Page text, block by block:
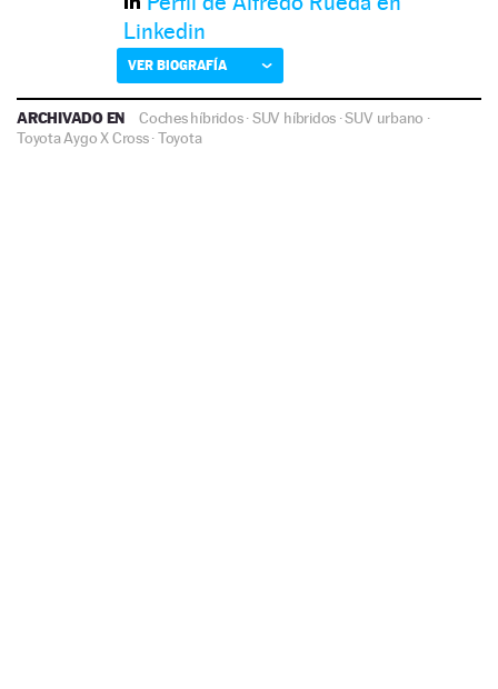
Linkedin
VER BIOGRAFÍA
ARCHIVADO EN Coches híbridos·SUV híbridos ·SUV urbano ·
Toyota Aygo X Cross·Toyota